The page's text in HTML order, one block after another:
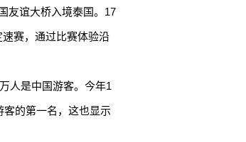
谊大桥入境泰国。17
赛，通过比赛体验沿
人是中国游客。今年1
客的第一名，这也显示